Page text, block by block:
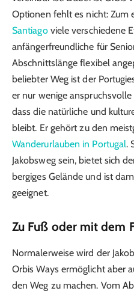
Optionen fehlt es nicht: Zum
Santiagoviele verschiedene
anfängerfreundliche für
Abschnittslänge flexibel
beliebter Weg ist der
er nur wenige
dass die natürliche und
bleibt. Er gehört zu den
Wanderurlauben in Portugal.
Jakobsweg sein, bietet sich
bergiges Gelände und ist
geeignet.
Zu Fuß oder mit dem
Normalerweise wird der
Orbis Ways ermöglicht aber
den Weg zu machen. Vom